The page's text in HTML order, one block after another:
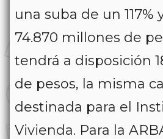
una suba de un 117%
74.870 millones de
tendrá a disposición
de pesos, la misma
destinada para el
Vivienda. Para la